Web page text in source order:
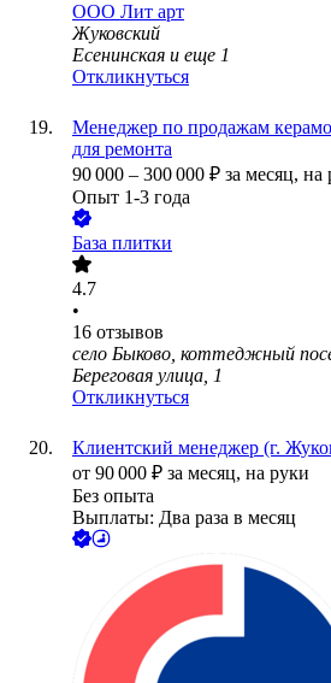
ООО Лит арт
Жуковский
Есенинская и еще 1
Откликнуться
Менеджер по продажам
для ремонта
90 000 – 300 000 ₽ за месяц, на
Опыт 1-3 года
База плитки
4.7
•
16 отзывов
село Быково, коттеджный
Береговая улица, 1
Откликнуться
Клиентский менеджер (г.
от 90 000 ₽ за месяц, на руки
Без опыта
Выплаты: Два раза в месяц